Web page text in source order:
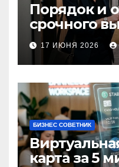
Порядок и
срочного
срок 1–3 дня
17 ИЮНЯ 2026
БИЗНЕС СОВЕТНИК
карта за 5